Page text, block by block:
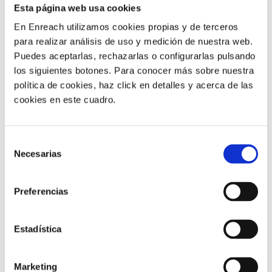
Esta página web usa cookies
En Enreach utilizamos cookies propias y de terceros
para realizar análisis de uso y medición de nuestra web.
Puedes aceptarlas, rechazarlas o configurarlas pulsando
los siguientes botones. Para conocer más sobre nuestra
política de cookies, haz click en detalles y acerca de las
cookies en este cuadro.
Necesarias
Preferencias
Estadística
Marketing
Atenció al client |
07/12/2023